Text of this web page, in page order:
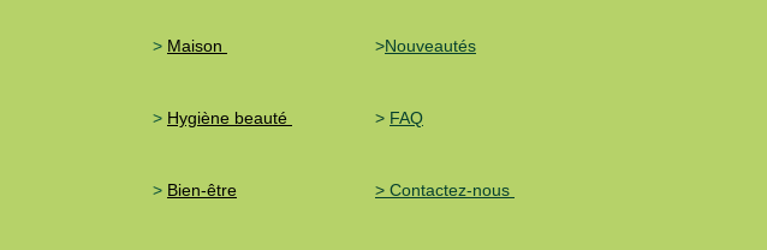
> Maison
> Hygiène beauté
> Bien-être
>Nouveautés
> FAQ
> Contactez-nous